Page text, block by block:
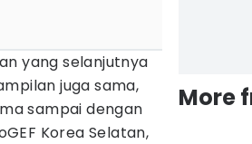
yang selanjutnya
juga sama,
sampai dengan
Korea Selatan,
More